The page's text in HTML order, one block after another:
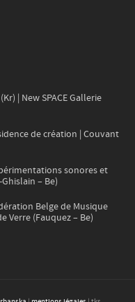
| New SPACE Gallerie
de création | Couvant
sonores et
– Be)
Belge de Musique
Verre (Fauquez – Be)